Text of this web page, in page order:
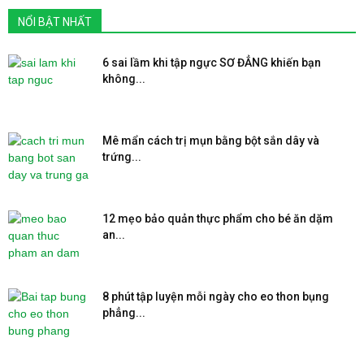
NỔI BẬT NHẤT
6 sai lầm khi tập ngực SƠ ĐẲNG khiến bạn
không...
Mê mẩn cách trị mụn bằng bột sắn dây và
trứng...
12 mẹo bảo quản thực phẩm cho bé ăn dặm
an...
8 phút tập luyện mỗi ngày cho eo thon bụng
phẳng...